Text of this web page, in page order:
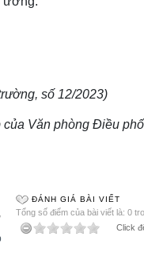
số 12/2023)
Văn phòng Điều
,
ĐÁNH GIÁ BÀI VIẾT
Tổng số điểm của bài viết là: 0
Click